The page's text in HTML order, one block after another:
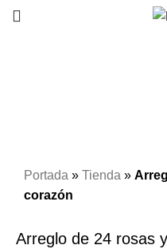
Portada »Tienda »
corazón
Arreglo de 24 rosas